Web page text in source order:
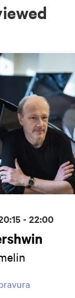
- 22:00